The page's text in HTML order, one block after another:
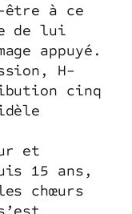
être à ce
de lui
appuyé.
H-
cinq
et
15 ans,
chœurs